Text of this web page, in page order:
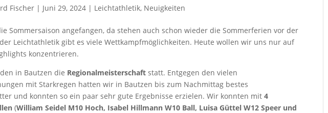
Fischer| Juni 29, 2024 | Leichtathletik, Neuigkeiten
Sommersaison angefangen, da stehen auch schon wieder die Sommerferien vor der
Leichtathletik gibt es viele Wettkampfmöglichkeiten. Heute wollen wir uns nur auf
konzentrieren.
in Bautzen die Regionalmeisterschaftstatt. Entgegen den vielen
mit Starkregen hatten wir in Bautzen bis zum Nachmittag bestes
und konnten so ein paar sehr gute Ergebnisse erzielen. Wir konnten mit 4
(William Seidel M10 Hoch, Isabel Hillmann W10 Ball, Luisa Güttel W12 Speer und